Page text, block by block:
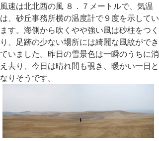
風速は北北西の風 ８．７メートルで、気温
は、砂丘事務所横の温度計で９度を示してい
ます。海側から吹くやや強い風は砂柱をつく
り、足跡の少ない場所には綺麗な風紋ができ
ていました。昨日の雪景色は一瞬のうちに消
え去り、今日は晴れ間も覗き、暖かい一日と
なりそうです。